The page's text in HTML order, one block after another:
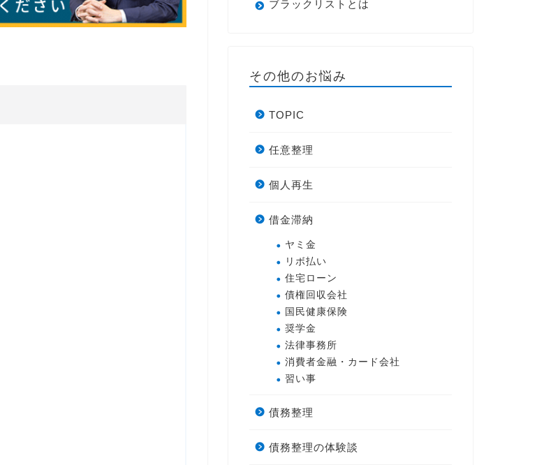
ブラックリストとは
その他のお悩み
TOPIC
任意整理
個人再生
借金滞納
ヤミ金
リボ払い
住宅ローン
債権回収会社
国民健康保険
奨学金
法律事務所
消費者金融・カード会社
習い事
債務整理
債務整理の体験談